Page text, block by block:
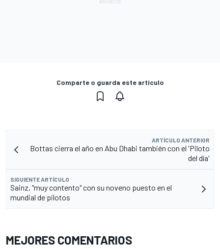
Comparte o guarda este artículo
ARTÍCULO ANTERIOR
Bottas cierra el año en Abu Dhabi también con el 'Piloto
del día'
SIGUIENTE ARTÍCULO
Sainz, "muy contento" con su noveno puesto en el
mundial de pilotos
MEJORES COMENTARIOS